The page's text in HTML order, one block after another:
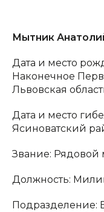
Мытник
Дата и место
Наконечное
Львовская
Дата и место
Ясиноватский
Звание:
Должность:
Подразделение: